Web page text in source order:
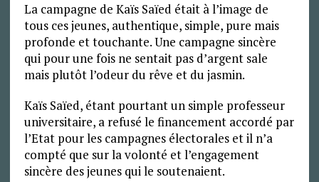
La campagne de Kaïs Saïed était à l’image de
tous ces jeunes, authentique, simple, pure mais
profonde et touchante. Une campagne sincère
qui pour une fois ne sentait pas d’argent sale
mais plutôt l’odeur du rêve et du jasmin.
Kaïs Saïed, étant pourtant un simple professeur
universitaire, a refusé le financement accordé par
l’Etat pour les campagnes électorales et il n’a
compté que sur la volonté et l’engagement
sincère des jeunes qui le soutenaient.